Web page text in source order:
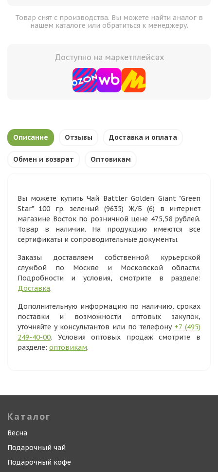
Товар снят с производства. Вы можете найти аналог в
нашем каталоге или обратиться к менеджеру.
Доступно на маркетплейсах
Описание Отзывы Доставка и оплата
Обмен и возврат Оптовикам
Вы можете купить Чай Battler Golden Giant "Green
Star" 100 гр. зеленый (9635) Ж/Б (6) в интернет
магазине Восток по розничной цене 475,58 рублей.
Товар в наличии. На продукцию имеются все
сертификаты и сопроводительные документы.
Заказы доставляем собственной курьерской
службой по Москве и Московской области.
Подробности и условия, смотрите в разделе:
Доставка.
Дополнительную информацию по наличию, сроках
поставки и возможности оптовых закупок,
уточняйте у консультантов или по телефону +7 (495)
249-40-00. Условия оптовых продаж смотрите в
разделе: оптовикам.
Каталог
Весна
Подарочный чай
Подарочный кофе